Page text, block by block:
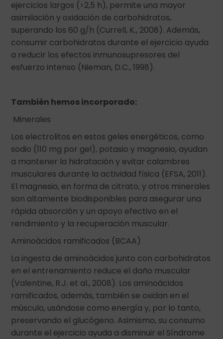
ejercicios largos (>2,5 h), permite una mayor
asimilación y oxidación de carbohidratos,
superando los 60 g/h (Currell, K., 2008). Además,
consumir carbohidratos durante el ejercicio ayuda
a reducir los efectos inmunosupresores del
esfuerzo intenso (Nieman, D.C., 1998).
También hemos incorporado:
Minerales
Los electrolitos en estos geles energéticos, como
sodio (110 mg por gel), potasio y magnesio, ayudan
a mantener la hidratación y evitar calambres
musculares durante la actividad física (EFSA, 2011).
El magnesio, en forma de citrato, y otros minerales
son altamente biodisponibles para asegurar una
rápida absorción y un apoyo efectivo en el
rendimiento y la recuperación muscular.
Aminoácidos ramificados (BCAA)
La ingesta de aminoácidos junto con carbohidratos
en el entrenamiento reduce el daño muscular
(Valentine, R.J. et al., 2008). Los aminoácidos
ramificados, además, también se oxidan en el
músculo, usándose como energía y, por lo tanto,
preservando el glucógeno. Asimismo, su consumo
durante el ejercicio ayuda a disminuir el Síndrome